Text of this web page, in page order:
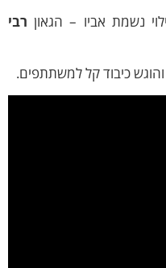
נשמת אביו – הגאוןרבי
כיבוד קל למשתתפים.